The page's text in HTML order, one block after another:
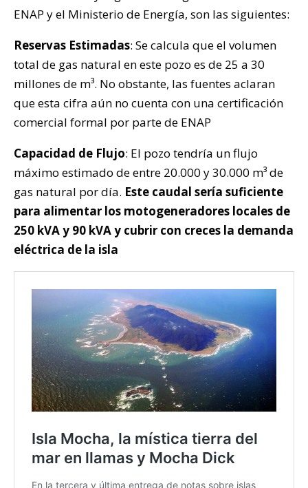
ENAP y el Ministerio de Energía, son las siguientes:
Reservas Estimadas: Se calcula que el volumen
total de gas natural en este pozo es de 25 a 30
millones de m³. No obstante, las fuentes aclaran
que esta cifra aún no cuenta con una certificación
comercial formal por parte de ENAP
Capacidad de Flujo: El pozo tendría un flujo
máximo estimado de entre 20.000 y 30.000 m³ de
gas natural por día. Este caudal sería suficiente
para alimentar los motogeneradores locales de
250 kVA y 90 kVA y cubrir con creces la demanda
eléctrica de la isla